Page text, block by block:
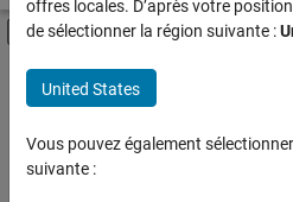
Activer/désactiver
Contenu principal
FILTRER PAR
Technologies de l’information
Développement de produits
Ingénierie des versions
offres locales. D’après votre
de sélectionner la région suivante :
United States
Vous pouvez également
suivante :